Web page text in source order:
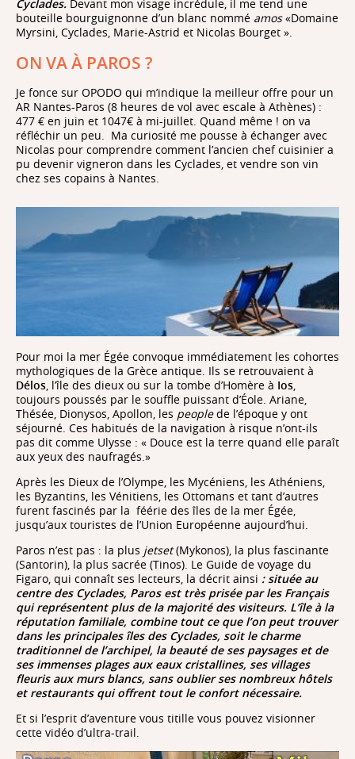
Cyclades. Devant mon visage incrédule, il me tend une
bouteille bourguignonne d’un blanc nommé amos«Domaine
Myrsini, Cyclades, Marie-Astrid et Nicolas Bourget ».
ON VA À PAROS ?
Je fonce sur OPODO qui m’indique la meilleur offre pour un
AR Nantes-Paros (8 heures de vol avec escale à Athènes) :
477 € en juin et 1047€ à mi-juillet. Quand même ! on va
réfléchir un peu. Ma curiosité me pousse à échanger avec
Nicolas pour comprendre comment l’ancien chef cuisinier a
pu devenir vigneron dans les Cyclades, et vendre son vin
chez ses copains à Nantes.
Pour moi la mer Égée convoque immédiatement les cohortes
mythologiques de la Grèce antique. Ils se retrouvaient à
Délos, l’île des dieux ou sur la tombe d’Homère à Ios,
toujours poussés par le souffle puissant d’Éole. Ariane,
Thésée, Dionysos, Apollon, les peoplede l’époque y ont
séjourné. Ces habitués de la navigation à risque n’ont-ils
pas dit comme Ulysse : « Douce est la terre quand elle paraît
aux yeux des naufragés.»
Après les Dieux de l’Olympe, les Mycéniens, les Athéniens,
les Byzantins, les Vénitiens, les Ottomans et tant d’autres
furent fascinés par la féérie des îles de la mer Égée,
jusqu’aux touristes de l’Union Européenne aujourd’hui.
Paros n’est pas : la plus jetset(Mykonos), la plus fascinante
(Santorin), la plus sacrée (Tinos). Le Guide de voyage du
Figaro, qui connaît ses lecteurs, la décrit ainsi : située au
centre des Cyclades, Paros est très prisée par les Français
qui représentent plus de la majorité des visiteurs. L’île à la
réputation familiale, combine tout ce que l’on peut trouver
dans les principales îles des Cyclades, soit le charme
traditionnel de l’archipel, la beauté de ses paysages et de
ses immenses plages aux eaux cristallines, ses villages
fleuris aux murs blancs, sans oublier ses nombreux hôtels
et restaurants qui offrent tout le confort nécessaire.
Et si l’esprit d’aventure vous titille vous pouvez visionner
cette vidéo d’ultra-trail.